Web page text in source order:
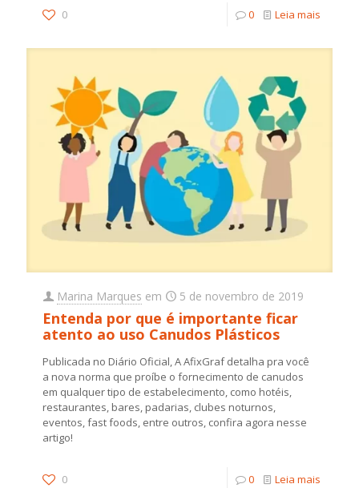
0 0 Leia mais
Marina Marques em 5 de novembro de 2019
Entenda por que é importante ficar
atento ao uso Canudos Plásticos
Publicada no Diário Oficial, A AfixGraf detalha pra você
a nova norma que proíbe o fornecimento de canudos
em qualquer tipo de estabelecimento, como hotéis,
restaurantes, bares, padarias, clubes noturnos,
eventos, fast foods, entre outros, confira agora nesse
artigo!
0 0 Leia mais